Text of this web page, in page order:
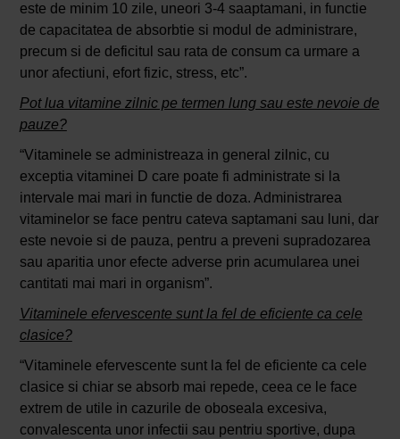
este de minim 10 zile, uneori 3-4 saaptamani, in functie
de capacitatea de absorbtie si modul de administrare,
precum si de deficitul sau rata de consum ca urmare a
unor afectiuni, efort fizic, stress, etc”.
Pot lua vitamine zilnic pe termen lung sau este nevoie de
pauze?
“Vitaminele se administreaza in general zilnic, cu
exceptia vitaminei D care poate fi administrate si la
intervale mai mari in functie de doza. Administrarea
vitaminelor se face pentru cateva saptamani sau luni, dar
este nevoie si de pauza, pentru a preveni supradozarea
sau aparitia unor efecte adverse prin acumularea unei
cantitati mai mari in organism”.
Vitaminele efervescente sunt la fel de eficiente ca cele
clasice?
“Vitaminele efervescente sunt la fel de eficiente ca cele
clasice si chiar se absorb mai repede, ceea ce le face
extrem de utile in cazurile de oboseala excesiva,
convalescenta unor infectii sau pentriu sportive, dupa